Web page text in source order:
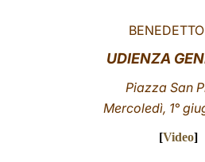
UDIENZA
Piazza San
Mercoledì, 1°
[Video]